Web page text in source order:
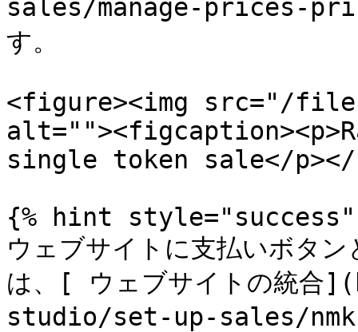
sales/manage-prices-
す。
<figure><img src="/files/
single token sale</
{% hint style="success"
ウェブサイトに支払いボタ
は、[ ウェブサイトの統
studio/set-up-sales/